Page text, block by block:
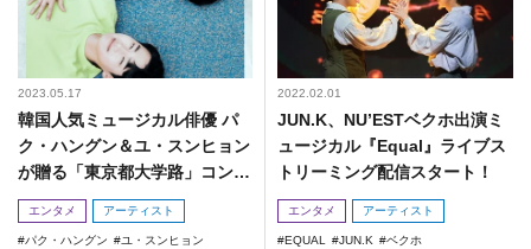
2023.05.17
韓国人気ミュージカル俳優 パ
ク・ハングン＆ユ・スンヒョン
が贈る「東京都大学路」コンサ
ートの開催が決定！
エンタメ アーティスト
パク・ハングン
ユ・スンヒョン
2022.02.01
JUN.K、NU’ESTベクホ出演ミ
ュージカル『Equal』ライブス
トリーミング配信スタート！
エンタメ アーティスト
EQUAL JUN.K
ベクホ